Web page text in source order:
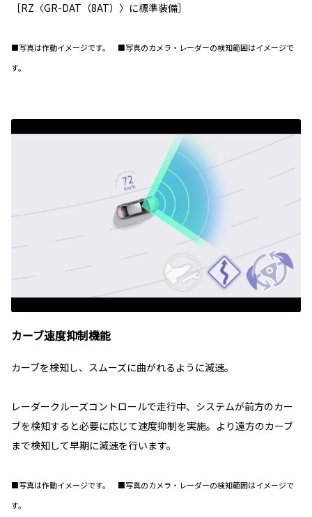
［RZ〈GR-DAT（8AT）〉に標準装備］
■写真は作動イメージです。 ■写真のカメラ・レーダーの検知範囲はイメージで
す。
カーブ速度抑制機能
カーブを検知し、スムーズに曲がれるように減速。
レーダークルーズコントロールで走行中、システムが前方のカー
ブを検知すると必要に応じて速度抑制を実施。より遠方のカーブ
まで検知して早期に減速を行います。
■写真は作動イメージです。 ■写真のカメラ・レーダーの検知範囲はイメージで
す。